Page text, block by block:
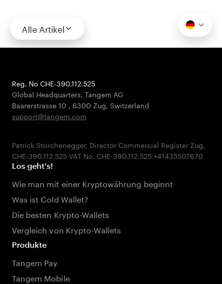
Alle Artikel
Reg. No CHE-390.112.525
Global Headquarters, Tangem AG
Baarerstrasse 10 , 6300 Zug, Switzerland
support@tangem.com
Patrick Storchenegger, Director Commercial Register Zug,
Los geht's!
Wie man mit einer Kryptowährung beginnt
Was ist Cold Wallet?
Die besten Krypto-Wallets
Vergleich von Krypto-Wallets
Produkte
Tangem Pay
Tangem Mobile